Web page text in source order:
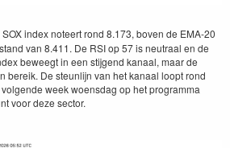
SOX index noteert rond 8.173, boven de EMA-20
van 8.411. De RSI op 57 is neutraal en de
beweegt in een stijgend kanaal, maar de
bereik. De steunlijn van het kanaal loopt rond
week woensdag op het programma
voor deze sector.